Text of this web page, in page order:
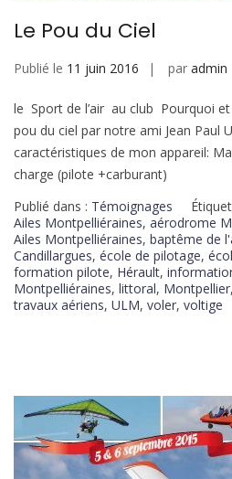
Le Pou du Ciel
Publié le 11 juin 2016 par admin
le Sport de l’air au club Pourquoi
pou du ciel par notre ami Jean Paul
caractéristiques de mon appareil:
charge (pilote +carburant)
Publié dans : Témoignages
Ailes Montpelliéraines, aérodrome
Ailes Montpelliéraines, baptême de
Candillargues, école de pilotage,
formation pilote, Hérault,
Montpelliéraines, littoral, Montpellier,
travaux aériens, ULM, voler, voltige